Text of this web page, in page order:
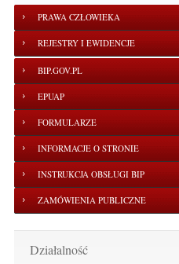
PRAWA CZŁOWIEKA
REJESTRY I EWIDENCJE
BIP.GOV.PL
EPUAP
FORMULARZE
INFORMACJE O STRONIE
INSTRUKCJA OBSŁUGI BIP
ZAMÓWIENIA PUBLICZNE
Działalność